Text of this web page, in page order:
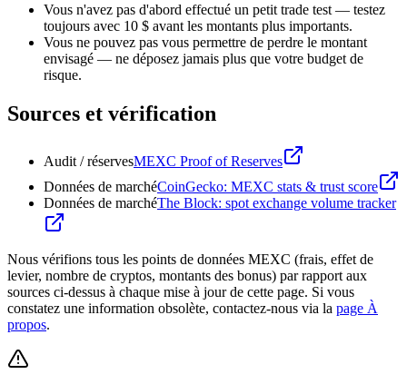
Vous n'avez pas d'abord effectué un petit trade test — testez
toujours avec 10 $ avant les montants plus importants.
Vous ne pouvez pas vous permettre de perdre le montant
envisagé — ne déposez jamais plus que votre budget de
risque.
Sources et vérification
Audit / réservesMEXC Proof of Reserves
Données de marchéCoinGecko: MEXC stats & trust score
Données de marchéThe Block: spot exchange volume tracker
Nous vérifions tous les points de données MEXC (frais, effet de
levier, nombre de cryptos, montants des bonus) par rapport aux
sources ci-dessus à chaque mise à jour de cette page. Si vous
constatez une information obsolète, contactez-nous via la page À
propos.